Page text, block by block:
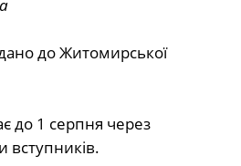
до Житомирської
до 1 серпня через
вступників.